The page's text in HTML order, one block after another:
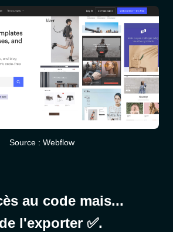
Source : Webflow
au code mais...
l'exporter ✅.